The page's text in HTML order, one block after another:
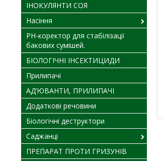
ІНОКУЛЯНТИ СОЯ
Насіння
PH-коректор для стабілізації
бакових сумішей.
БІОЛОГІЧНІ ІНСЕКТИЦИДИ
Прилипачі
АД’ЮВАНТИ, ПРИЛИПАЧІ
Додаткові речовини
Біологічні деструктори
Саджанці
ПРЕПАРАТ ПРОТИ ГРИЗУНІВ